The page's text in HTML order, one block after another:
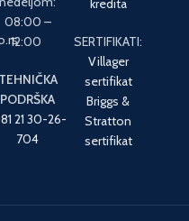
08:00 –
12:00
TEHNIČKA
PODRŠKA
21 30-26-
704
kredita
SERTIFIKATI:
Villager
sertifikat
Briggs &
Stratton
sertifikat